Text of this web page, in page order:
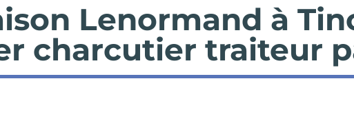
Lenormand à
charcutier traiteur